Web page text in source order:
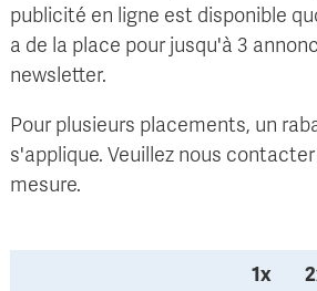
publicité en ligne est disponible
a de la place pour jusqu'à 3
newsletter.
Pour plusieurs placements, un
s'applique. Veuillez nous
mesure.
1x